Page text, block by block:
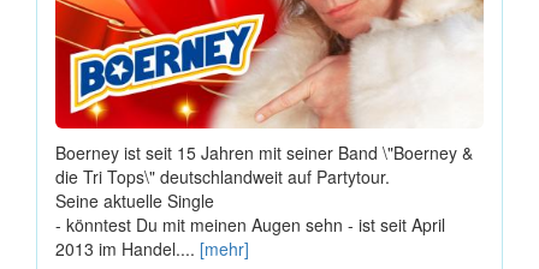
Boerney ist seit 15 Jahren mit seiner Band \"Boerney &
die Tri Tops\" deutschlandweit auf Partytour.
Seine aktuelle Single
- könntest Du mit meinen Augen sehn - ist seit April
2013 im Handel.... [mehr]